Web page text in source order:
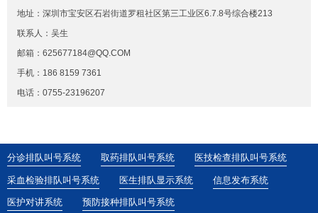
地址：深圳市宝安区石岩街道罗租社区第三工业区6.7.8号综合楼213
联系人：吴生
邮箱：625677184@QQ.COM
手机：186 8159 7361
电话：0755-23196207
分诊排队叫号系统 取药排队叫号系统 医技检查排队叫号系统
采血检验排队叫号系统 医生排队显示系统 信息发布系统
医护对讲系统 预防接种排队叫号系统